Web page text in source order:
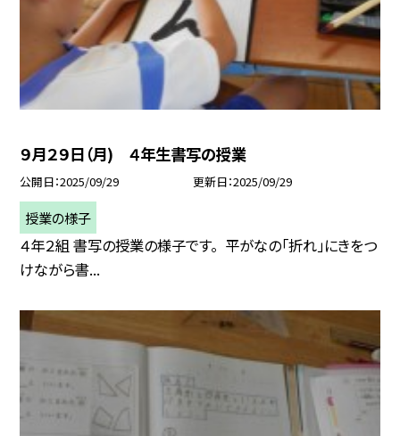
９月２９日（月) ４年生書写の授業
公開日 2025/09/29 更新日 2025/09/29
授業の様子
４年２組 書写の授業の様子です。 平がなの「折れ」にきをつ
けながら書...